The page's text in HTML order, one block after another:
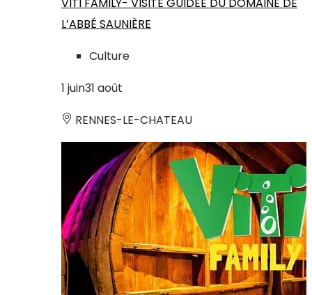
VITI FAMILY- VISITE GUIDÉE DU DOMAINE DE
L’ABBÉ SAUNIÈRE
Culture
1 juin31 août
RENNES-LE-CHATEAU